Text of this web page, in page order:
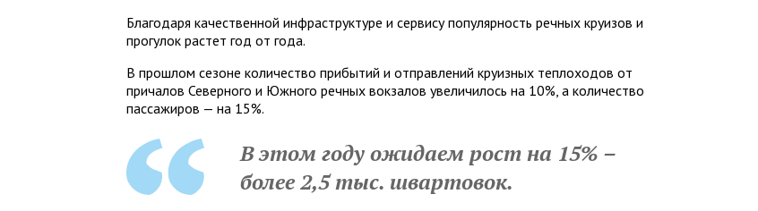
Благодаря качественной инфраструктуре и сервису популярность речных круизов и
прогулок растет год от года.
В прошлом сезоне количество прибытий и отправлений круизных теплоходов от
причалов Северного и Южного речных вокзалов увеличилось на 10%, а количество
пассажиров — на 15%.
В этом году ожидаем рост на 15% –
более 2,5 тыс. швартовок.